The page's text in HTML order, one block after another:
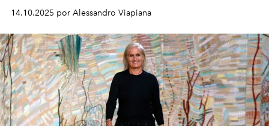
demasiado en cómo me perciben. Creo que es una
pérdida de tiempo", afirma.
14.10.2025 por Alessandro Viapiana